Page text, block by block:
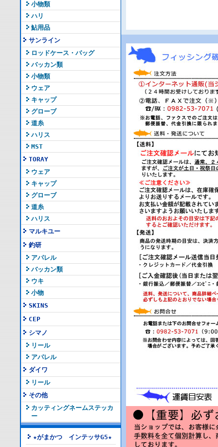
小物類
ハリ
鮎用品
サンライン
ロッドケース・バッグ
バッカン類
小物類
ウェア
キャップ
グローブ
道糸
ハリス
MST
TORAY
ウェア
キャップ
グローブ
道糸
ハリス
マルキユー
釣研
アパレル
バッカン類
ウキ
小物
SKINS
CEP
シマノ
リール
アパレル
ダイワ
リール
その他
カッティングネームステッカ
ー
★がまかつ インテッサG5★